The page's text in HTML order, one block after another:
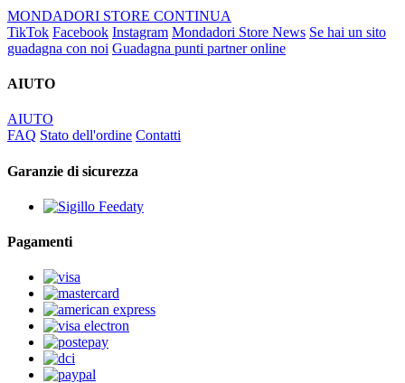
MONDADORI STORE CONTINUA
TikTok Facebook Instagram Mondadori Store News Se hai un sito
guadagna con noi Guadagna punti partner online
AIUTO
AIUTO
FAQ Stato dell'ordine Contatti
Garanzie di sicurezza
Pagamenti